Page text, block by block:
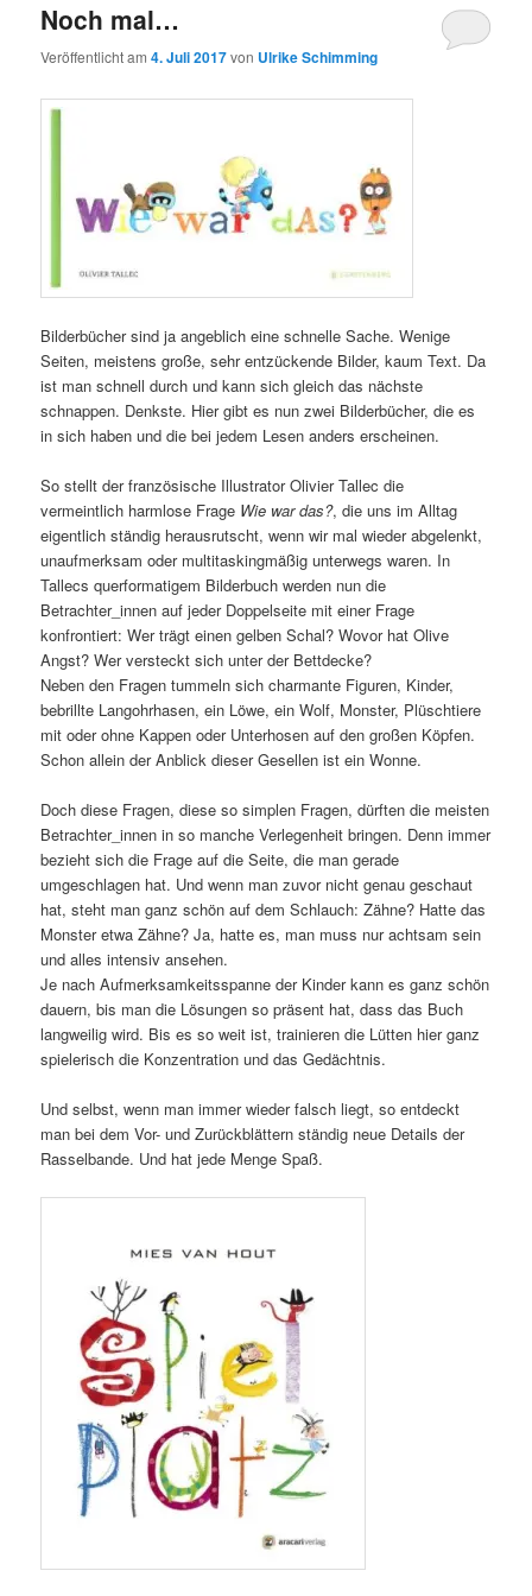
Noch mal…
Veröffentlicht am4. Juli 2017von Ulrike Schimming
Bilderbücher sind ja angeblich eine schnelle Sache. Wenige
Seiten, meistens große, sehr entzückende Bilder, kaum Text. Da
ist man schnell durch und kann sich gleich das nächste
schnappen. Denkste. Hier gibt es nun zwei Bilderbücher, die es
in sich haben und die bei jedem Lesen anders erscheinen.
So stellt der französische Illustrator Olivier Tallec die
vermeintlich harmlose Frage Wie war das?, die uns im Alltag
eigentlich ständig herausrutscht, wenn wir mal wieder abgelenkt,
unaufmerksam oder multitaskingmäßig unterwegs waren. In
Tallecs querformatigem Bilderbuch werden nun die
Betrachter_innen auf jeder Doppelseite mit einer Frage
konfrontiert: Wer trägt einen gelben Schal? Wovor hat Olive
Angst? Wer versteckt sich unter der Bettdecke?
Neben den Fragen tummeln sich charmante Figuren, Kinder,
bebrillte Langohrhasen, ein Löwe, ein Wolf, Monster, Plüschtiere
mit oder ohne Kappen oder Unterhosen auf den großen Köpfen.
Schon allein der Anblick dieser Gesellen ist ein Wonne.
Doch diese Fragen, diese so simplen Fragen, dürften die meisten
Betrachter_innen in so manche Verlegenheit bringen. Denn immer
bezieht sich die Frage auf die Seite, die man gerade
umgeschlagen hat. Und wenn man zuvor nicht genau geschaut
hat, steht man ganz schön auf dem Schlauch: Zähne? Hatte das
Monster etwa Zähne? Ja, hatte es, man muss nur achtsam sein
und alles intensiv ansehen.
Je nach Aufmerksamkeitsspanne der Kinder kann es ganz schön
dauern, bis man die Lösungen so präsent hat, dass das Buch
langweilig wird. Bis es so weit ist, trainieren die Lütten hier ganz
spielerisch die Konzentration und das Gedächtnis.
Und selbst, wenn man immer wieder falsch liegt, so entdeckt
man bei dem Vor- und Zurückblättern ständig neue Details der
Rasselbande. Und hat jede Menge Spaß.